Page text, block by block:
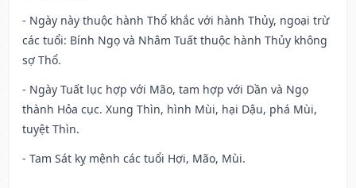
- Ngày này thuộc hành Thổ khắc với hành Thủy, ngoại trừ
các tuổi: Bính Ngọ và Nhâm Tuất thuộc hành Thủy không
sợ Thổ.
- Ngày Tuất lục hợp với Mão, tam hợp với Dần và Ngọ
thành Hỏa cục. Xung Thìn, hình Mùi, hại Dậu, phá Mùi,
tuyệt Thìn.
- Tam Sát kỵ mệnh các tuổi Hợi, Mão, Mùi.